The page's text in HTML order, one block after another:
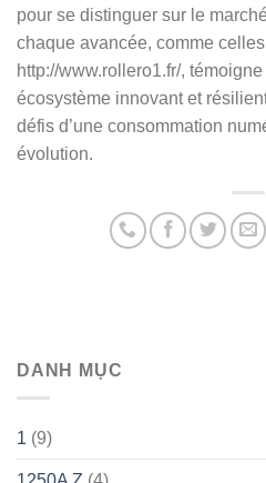
pour se distinguer sur le
chaque avancée, comme
http://www.rollero1.fr/, témoigne
écosystème innovant et
défis d’une consommation
évolution.
DANH MỤC
1 (9)